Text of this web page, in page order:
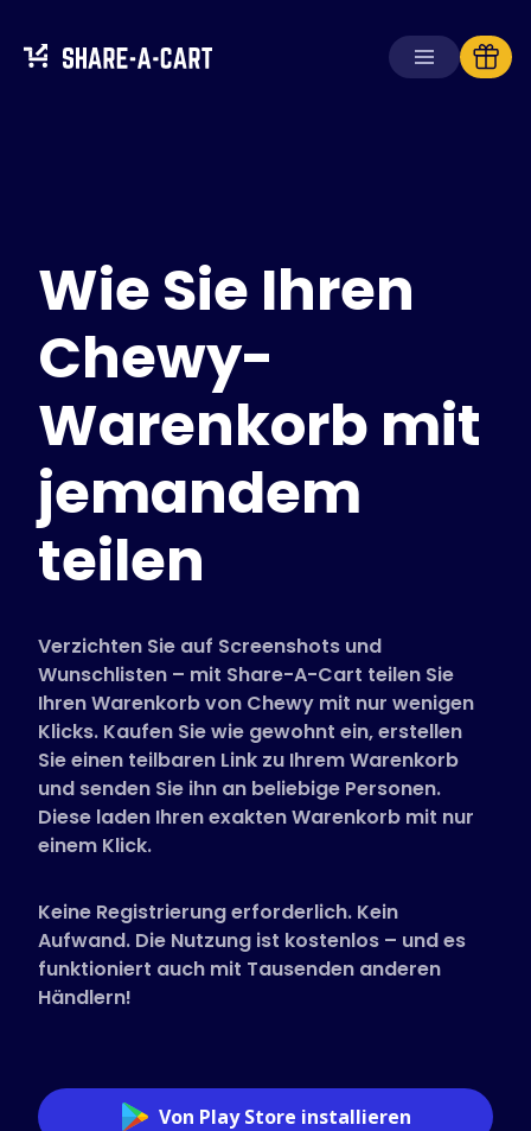
Lösungen
Für Verbraucher
Für Unternehmen
Hol dir Plus+
Anmelden
Unterstützte Shops
Deutsch (German)
Wie Sie Ihren
Chewy-
Warenkorb mit
jemandem
teilen
Verzichten Sie auf Screenshots und
Wunschlisten – mit Share-A-Cart teilen Sie
Ihren Warenkorb von Chewy mit nur wenigen
Klicks. Kaufen Sie wie gewohnt ein, erstellen
Sie einen teilbaren Link zu Ihrem Warenkorb
und senden Sie ihn an beliebige Personen.
Diese laden Ihren exakten Warenkorb mit nur
einem Klick.
Keine Registrierung erforderlich. Kein
Aufwand. Die Nutzung ist kostenlos – und es
funktioniert auch mit Tausenden anderen
Händlern!
Von Play Store installieren